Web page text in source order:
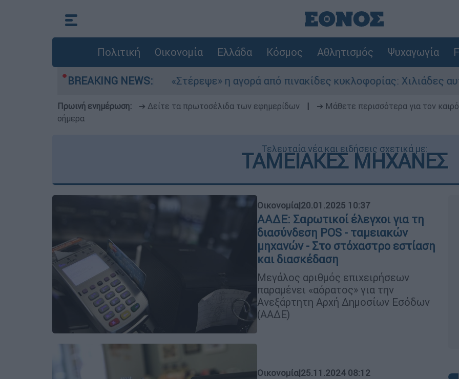
Πολιτική Οικονομία Ελλάδα Κόσμος Αθλητισμός Ψυχαγωγία
BREAKING NEWS:
στο Αιγαίο «Στέρεψε» η αγορά από πινακίδες κυκλοφορίας: Χιλιάδες αυτοκίνητα
Πρωινή ενημέρωση: ➔ Δείτε τα πρωτοσέλιδα των εφημερίδων
➔ Μάθετε περισσότερα για τον
σήμερα
Τελευταία νέα και ειδήσεις σχετικά με:
ΤΑΜΕΙΑΚΕΣ ΜΗΧΑΝΕΣ
Οικονομία|20.01.2025 10:37
ΑΑΔΕ: Σαρωτικοί έλεγχοι για τη
διασύνδεση POS - ταμειακών
μηχανών - Στο στόχαστρο εστίαση
και διασκέδαση
Μεγάλος αριθμός επιχειρήσεων
παραμένει «αόρατος» για την
Ανεξάρτητη Αρχή Δημοσίων Εσόδων
(ΑΑΔΕ)
Οικονομία|25.11.2024 08:12